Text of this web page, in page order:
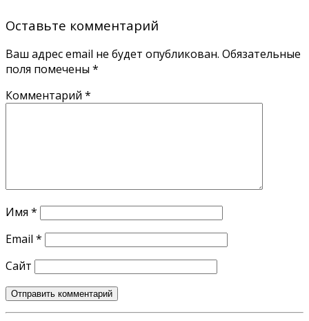
Оставьте комментарий
Ваш адрес email не будет опубликован. Обязательные
поля помечены *
Комментарий *
Имя *
Email *
Сайт